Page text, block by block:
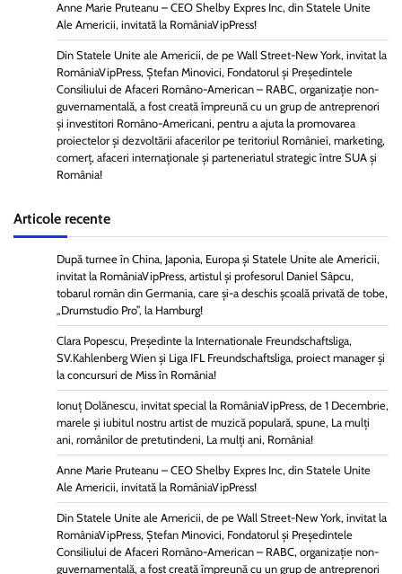
Anne Marie Pruteanu – CEO Shelby Expres Inc, din Statele Unite
Ale Americii, invitată la RomâniaVipPress!
Din Statele Unite ale Americii, de pe Wall Street-New York, invitat la
RomâniaVipPress, Ștefan Minovici, Fondatorul și Președintele
Consiliului de Afaceri Româno-American – RABC, organizație non-
guvernamentală, a fost creată împreună cu un grup de antreprenori
și investitori Româno-Americani, pentru a ajuta la promovarea
proiectelor și dezvoltării afacerilor pe teritoriul României, marketing,
comerț, afaceri internaționale și parteneriatul strategic între SUA și
România!
Articole recente
După turnee în China, Japonia, Europa și Statele Unite ale Americii,
invitat la RomâniaVipPress, artistul și profesorul Daniel Sâpcu,
tobarul român din Germania, care și-a deschis școală privată de tobe,
„Drumstudio Pro”, la Hamburg!
Clara Popescu, Președinte la Internationale Freundschaftsliga,
SV.Kahlenberg Wien şi Liga IFL Freundschaftsliga, proiect manager și
la concursuri de Miss în România!
Ionuț Dolănescu, invitat special la RomâniaVipPress, de 1 Decembrie,
marele și iubitul nostru artist de muzică populară, spune, La mulți
ani, românilor de pretutindeni, La mulți ani, România!
Anne Marie Pruteanu – CEO Shelby Expres Inc, din Statele Unite
Ale Americii, invitată la RomâniaVipPress!
Din Statele Unite ale Americii, de pe Wall Street-New York, invitat la
RomâniaVipPress, Ștefan Minovici, Fondatorul și Președintele
Consiliului de Afaceri Româno-American – RABC, organizație non-
guvernamentală, a fost creată împreună cu un grup de antreprenori